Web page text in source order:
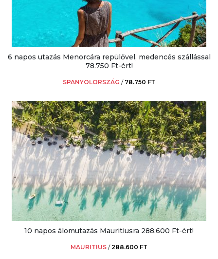
6 napos utazás Menorcára repülővel, medencés szállással
78.750 Ft-ért!
SPANYOLORSZÁG / 78.750 FT
10 napos álomutazás Mauritiusra 288.600 Ft-ért!
MAURITIUS /288.600 FT